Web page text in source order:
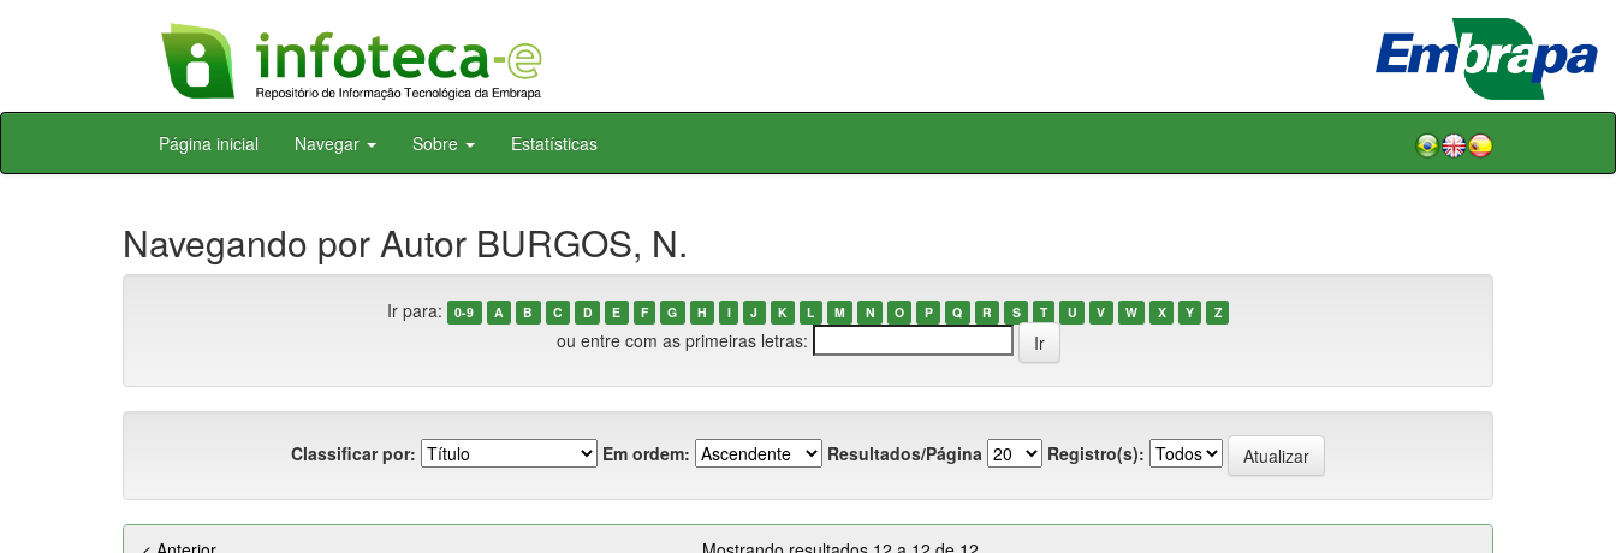
Skip
Página inicial Navegar Sobre Estatísticas
Navegando por Autor BURGOS, N.
Ir para: 0-9 A B C D E F G H I J K L M N O P Q R S T U V W X Y Z
ou entre com as primeiras letras:
Classificar por: Em ordem: Resultados/Página Registro(s):